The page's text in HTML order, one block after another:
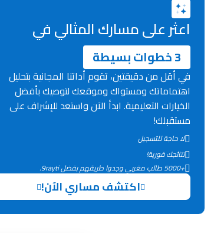
اعثر على مسارك المثالي في
3 خطوات بسيطة
في أقل من دقيقتين، تقوم أداتنا المجانية بتحليل
اهتماماتك ومستواك وموقعك لتوصيك بأفضل
الخيارات التعليمية. ابدأ الآن واستعد للإشراف على
مستقبلك!
لا حاجة للتسجيل
نتائجك فورية!
+5000 طالب مغربي وجدوا طريقهم بفضل 9rayti.
اكتشف مساري الآن!